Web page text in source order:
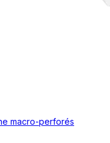
macro-perforés